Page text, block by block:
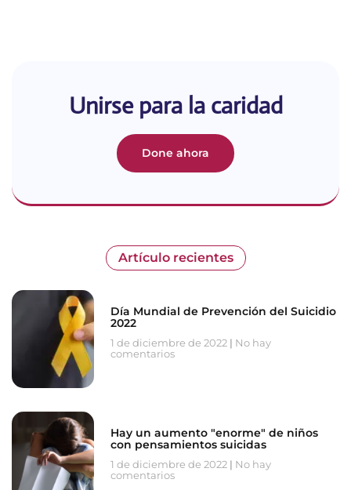
Unirse para la caridad
Done ahora
Artículo recientes
Día Mundial de Prevención del Suicidio
2022
1 de diciembre de 2022
No hay
comentarios
Hay un aumento "enorme" de niños
con pensamientos suicidas
1 de diciembre de 2022
No hay
comentarios